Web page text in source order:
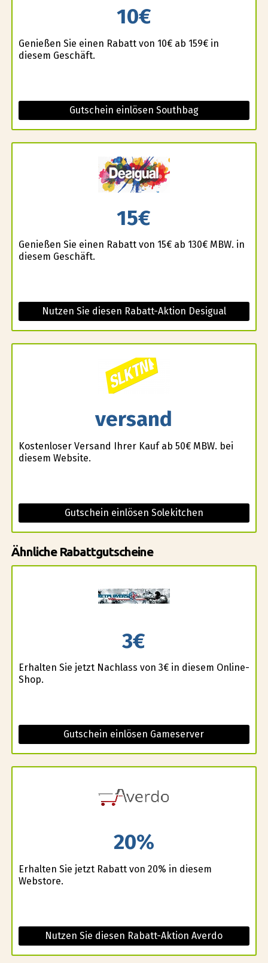
10€
Genießen Sie einen Rabatt von 10€ ab 159€ in
diesem Geschäft.
Gutschein einlösen Southbag
15€
Genießen Sie einen Rabatt von 15€ ab 130€ MBW. in
diesem Geschäft.
Nutzen Sie diesen Rabatt-Aktion Desigual
versand
Kostenloser Versand Ihrer Kauf ab 50€ MBW. bei
diesem Website.
Gutschein einlösen Solekitchen
Ähnliche Rabattgutscheine
3€
Erhalten Sie jetzt Nachlass von 3€ in diesem Online-
Shop.
Gutschein einlösen Gameserver
20%
Erhalten Sie jetzt Rabatt von 20% in diesem
Webstore.
Nutzen Sie diesen Rabatt-Aktion Averdo